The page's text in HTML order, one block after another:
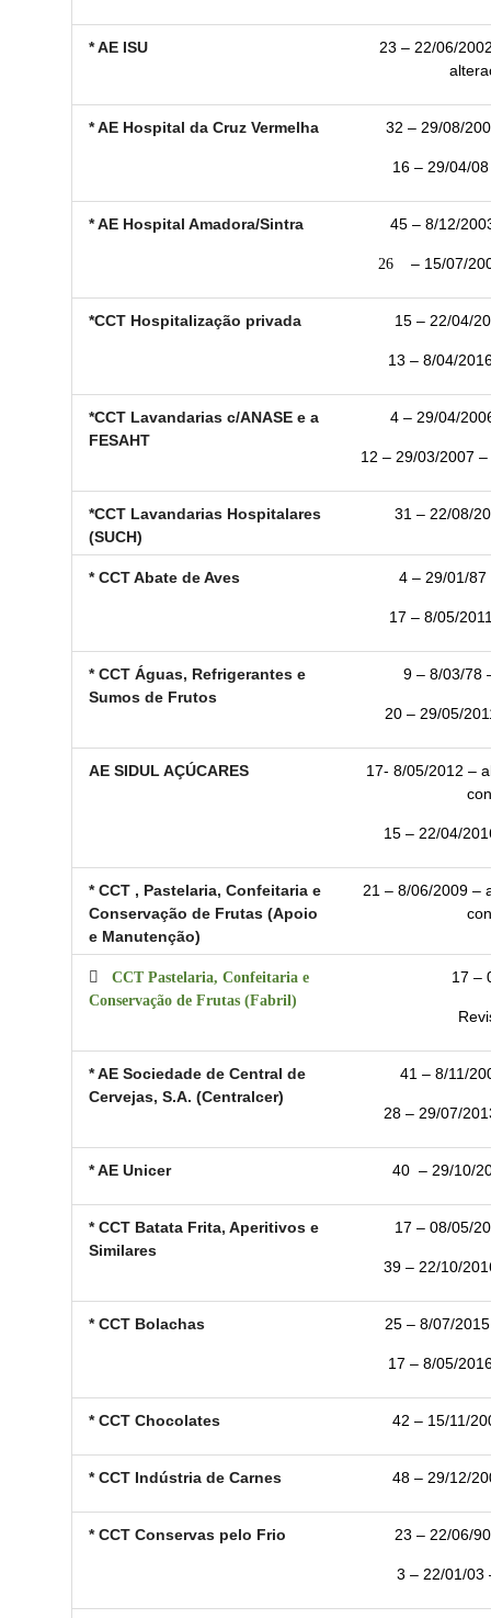
* AE ISU
23 – 22/06/
* AE Hospital da Cruz Vermelha 32 – 29/08/
16 – 29/04/
* AE Hospital Amadora/Sintra 45 – 8/12/
26 – 15/07/
*CCT Hospitalização privada 15 – 22/04/
13 – 8/04/
*CCT Lavandarias c/ANASE e a
FESAHT
4 – 29/04/
12 – 29/03/2007
*CCT Lavandarias Hospitalares
(SUCH)
31 – 22/08/
* CCT Abate de Aves 4 – 29/01/87
17 – 8/05/
* CCT Águas, Refrigerantes e
Sumos de Frutos
9 – 8/03/78
20 – 29/05/
AE SIDUL AÇÚCARES
17- 8/05/2012 –
15 – 22/04/
* CCT , Pastelaria, Confeitaria e
Conservação de Frutas (Apoio
e Manutenção)
21 – 8/06/2009 –

CCT Pastelaria, Confeitaria e
Conservação de Frutas (Fabril)
17 –
* AE Sociedade de Central de
Cervejas, S.A. (Centralcer)
41 – 8/11/
28 – 29/07/
* AE Unicer 40 – 29/10/
* CCT Batata Frita, Aperitivos e
Similares
17 – 08/05/
39 – 22/10/
* CCT Bolachas 25 – 8/07/
17 – 8/05/
* CCT Chocolates 42 – 15/11/
* CCT Indústria de Carnes 48 – 29/12/
* CCT Conservas pelo Frio 23 – 22/06/
3 – 22/01/03